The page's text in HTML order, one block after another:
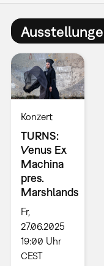
Konzert
TURNS:
Venus Ex
Machina
pres.
Marshlands
Fr,
27.06.2025
19:00 Uhr
CEST